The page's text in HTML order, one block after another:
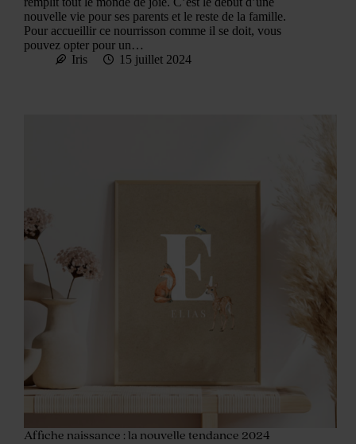
nouvelle vie pour ses parents et le reste de la famille.
Pour accueillir ce nourrisson comme il se doit, vous
pouvez opter pour un…
Iris
15 juillet 2024
Affiche naissance : la nouvelle tendance 2024